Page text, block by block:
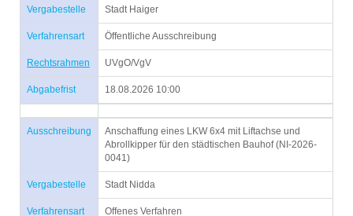
Vergabestelle Stadt Haiger
Verfahrensart Öffentliche Ausschreibung
Rechtsrahmen UVgO/VgV
Abgabefrist 18.08.2026 10:00
Ausschreibung
Anschaffung eines LKW 6x4 mit Liftachse und
Abrollkipper für den städtischen Bauhof (NI-2026-
0041)
Vergabestelle Stadt Nidda
Verfahrensart Offenes Verfahren